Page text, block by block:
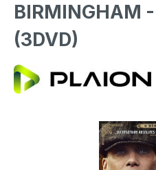
BIRMINGHAM
(3DVD)
Bildergalerie überspringen